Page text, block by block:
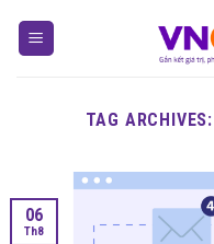
TAG ARCHIVES:
06
Th8